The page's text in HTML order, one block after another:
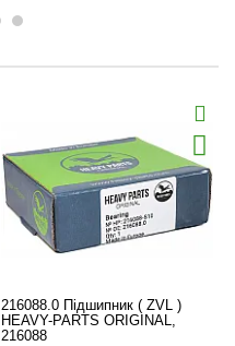
216088.0 Підшипник ( ZVL )
HEAVY-PARTS ORIGINAL,
216088